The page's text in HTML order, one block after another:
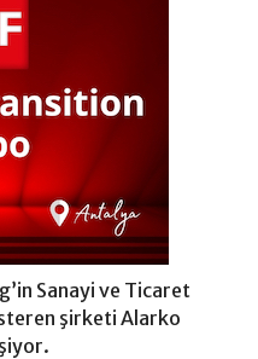
Sanayi ve Ticaret
şirketi Alarko